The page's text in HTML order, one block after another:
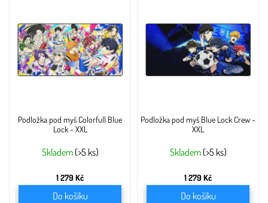
Podložka pod myš Colorfull Blue
Lock - XXL
Skladem (>5 ks)
1 279 Kč
Do košíku
Podložka pod myš Blue Lock Crew -
XXL
Skladem (>5 ks)
1 279 Kč
Do košíku